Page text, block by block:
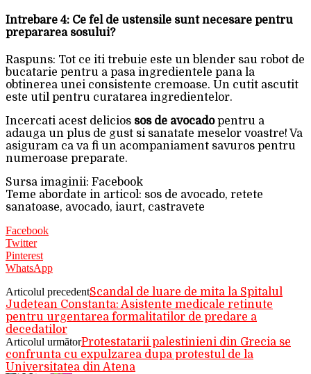
Intrebare 4: Ce fel de ustensile sunt necesare pentru
prepararea sosului?
Raspuns: Tot ce iti trebuie este un blender sau robot de
bucatarie pentru a pasa ingredientele pana la
obtinerea unei consistente cremoase. Un cutit ascutit
este util pentru curatarea ingredientelor.
Incercati acest delicios sos de avocadopentru a
adauga un plus de gust si sanatate meselor voastre! Va
asiguram ca va fi un acompaniament savuros pentru
numeroase preparate.
Sursa imaginii: Facebook
Teme abordate in articol: sos de avocado, retete
sanatoase, avocado, iaurt, castravete
Facebook
Twitter
Pinterest
WhatsApp
Articolul precedentScandal de luare de mita la Spitalul
Judetean Constanta: Asistente medicale retinute
pentru urgentarea formalitatilor de predare a
decedatilor
Articolul următorProtestatarii palestinieni din Grecia se
confrunta cu expulzarea dupa protestul de la
Universitatea din Atena